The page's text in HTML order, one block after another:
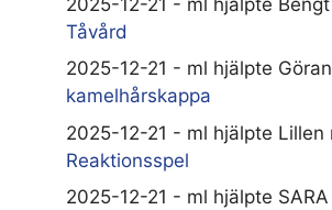
Tåvård
2025-12-21 - ml hjälpte
kamelhårskappa
2025-12-21 - ml hjälpte Lillen
Reaktionsspel
2025-12-21 - ml hjälpte